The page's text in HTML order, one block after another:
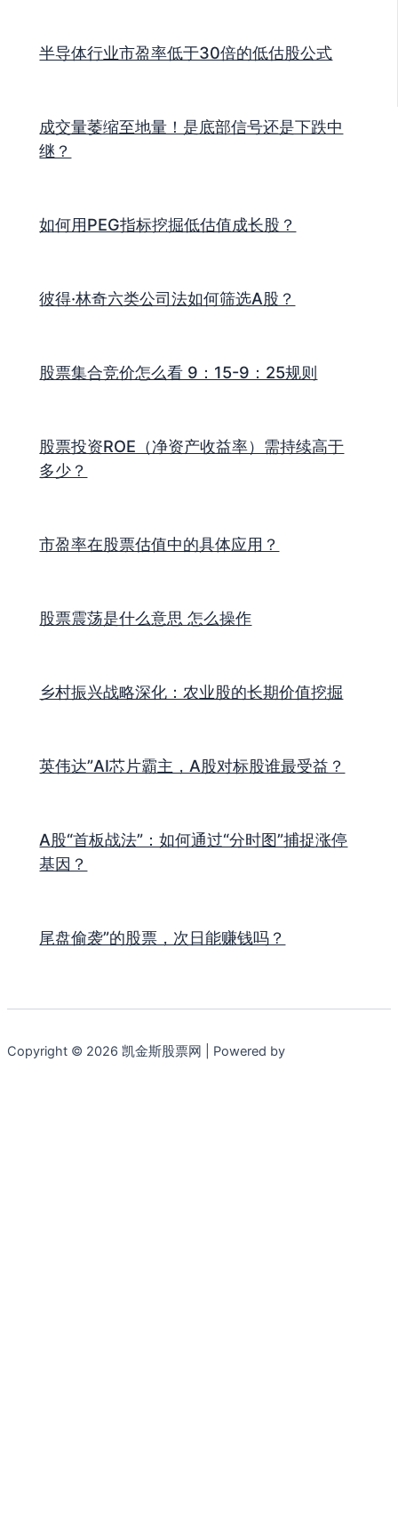
半导体行业市盈率低于30倍的低估股公式
成交量萎缩至地量！是底部信号还是下跌中
继？
如何用PEG指标挖掘低估值成长股？
彼得·林奇六类公司法如何筛选A股？
股票集合竞价怎么看 9：15-9：25规则
股票投资ROE（净资产收益率）需持续高于
多少？
市盈率在股票估值中的具体应用？
股票震荡是什么意思 怎么操作
乡村振兴战略深化：农业股的长期价值挖掘
英伟达”AI芯片霸主，A股对标股谁最受益？
A股“首板战法”：如何通过“分时图”捕捉涨停
基因？
尾盘偷袭”的股票，次日能赚钱吗？
Copyright © 2026 凯金斯股票网 | Powered by